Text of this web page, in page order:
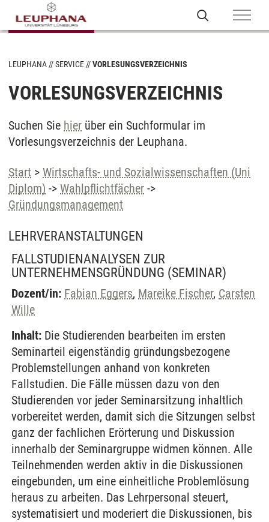
LEUPHANA SERVICE VORLESUNGSVERZEICHNIS
VORLESUNGSVERZEICHNIS
Suchen Sie hier über ein Suchformular im
Vorlesungsverzeichnis der Leuphana.
Start > Wirtschafts- und Sozialwissenschaften (Uni
Diplom) -> Wahlpflichtfächer ->
Gründungsmanagement
LEHRVERANSTALTUNGEN
FALLSTUDIENANALYSEN ZUR
UNTERNEHMENSGRÜNDUNG (SEMINAR)
Dozent/in: Fabian Eggers, Mareike Fischer, Carsten
Wille
Inhalt: Die Studierenden bearbeiten im ersten
Seminarteil eigenständig gründungsbezogene
Problemstellungen anhand von konkreten
Fallstudien. Die Fälle müssen dazu von den
Studierenden vor jeder Seminarsitzung inhaltlich
vorbereitet werden, damit sich die Sitzungen selbst
ganz der fachlichen Erörterung und Diskussion
innerhalb der Seminargruppe widmen können. Alle
Teilnehmenden werden aktiv in die Diskussionen
eingebunden, um eine einheitliche Problemlösung
heraus zu arbeiten. Das Lehrpersonal steuert,
systematisiert und moderiert die Diskussionen, bis